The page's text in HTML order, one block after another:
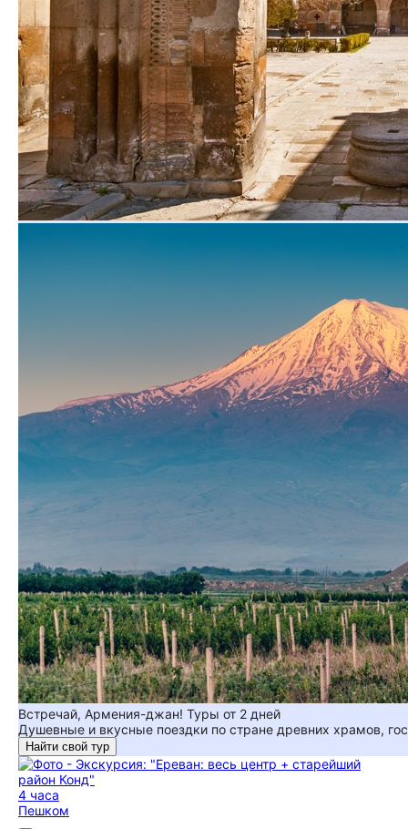
Встречай, Армения-джан! Туры от 2 дней
Душевные и вкусные поездки по стране древних храмов,
Найти свой тур
4 часа
Пешком